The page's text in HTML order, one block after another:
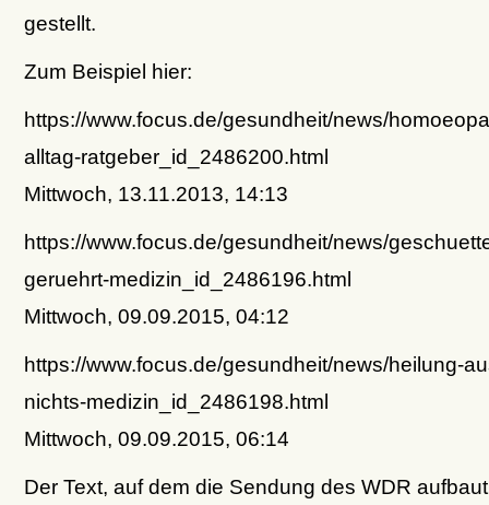
gestellt.
Zum Beispiel hier:
https://www.focus.de/gesundheit/news/
alltag-ratgeber_id_2486200.html
Mittwoch, 13.11.2013, 14:13
https://www.focus.de/gesundheit/news/
geruehrt-medizin_id_2486196.html
Mittwoch, 09.09.2015, 04:12
https://www.focus.de/gesundheit/news/heilung-
nichts-medizin_id_2486198.html
Mittwoch, 09.09.2015, 06:14
Der Text, auf dem die Sendung des WDR